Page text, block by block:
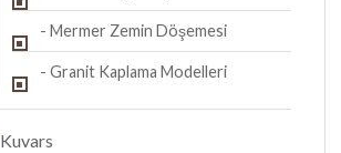
- Mermer Zemin Döşemesi
- Granit Kaplama Modelleri
Kuvars